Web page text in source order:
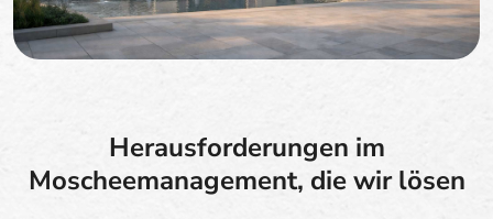
Herausforderungen im
Moscheemanagement, die wir lösen